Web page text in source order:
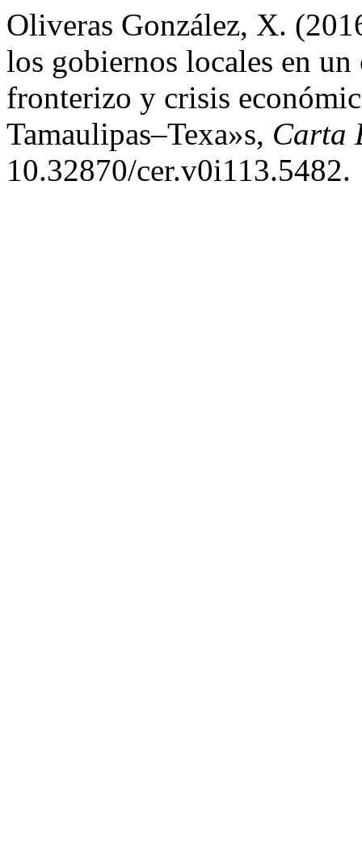
Oliveras González, X.
los gobiernos locales en
fronterizo y crisis
Tamaulipas–Texa»s, Carta
10.32870/cer.v0i113.5482.